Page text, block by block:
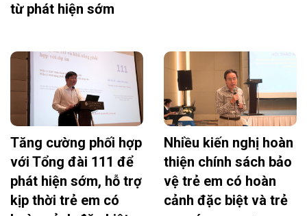
từ phát hiện sớm
Tăng cường phối hợp
với Tổng đài 111 để
phát hiện sớm, hỗ trợ
kịp thời trẻ em có
Nhiều kiến nghị hoàn
thiện chính sách bảo
vệ trẻ em có hoàn
cảnh đặc biệt và trẻ